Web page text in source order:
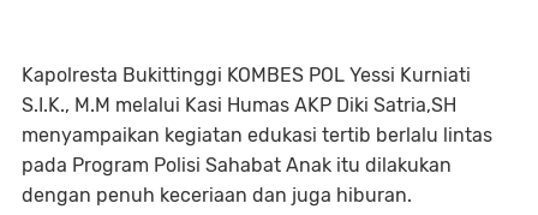
Kapolresta Bukittinggi KOMBES POL Yessi Kurniati
S.I.K., M.M melalui Kasi Humas AKP Diki Satria,SH
menyampaikan kegiatan edukasi tertib berlalu lintas
pada Program Polisi Sahabat Anak itu dilakukan
dengan penuh keceriaan dan juga hiburan.